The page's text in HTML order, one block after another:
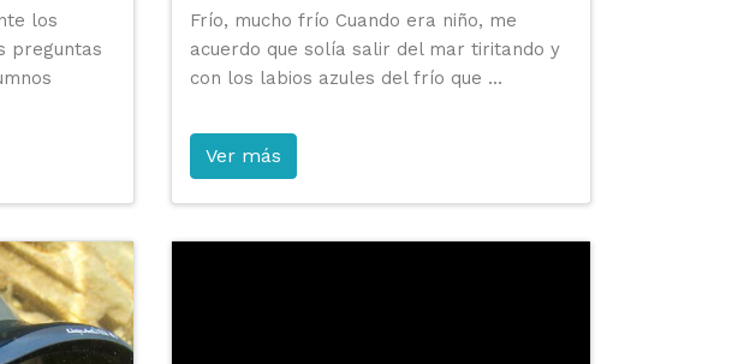
los
preguntas
Frío, mucho frío Cuando era niño, me
acuerdo que solía salir del mar tiritando y
con los labios azules del frío que ...
Ver más